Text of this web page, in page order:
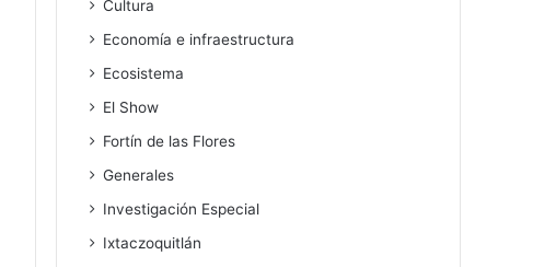
Cultura
Economía e infraestructura
Ecosistema
El Show
Fortín de las Flores
Generales
Investigación Especial
Ixtaczoquitlán